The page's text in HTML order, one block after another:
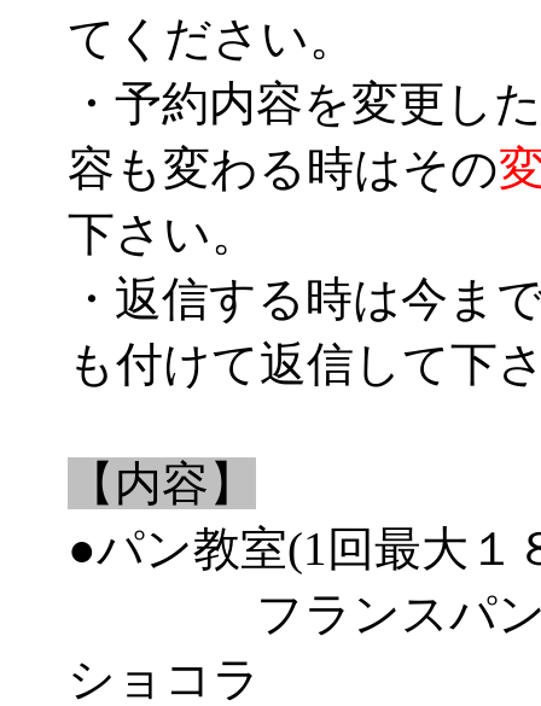
てください。
・予約内容を変更し
容も変わる時はその
下さい。
・返信する時は今ま
も付けて返信して下
【内容】
●パン教室(1回最大１
フランスパン、
ショコラ